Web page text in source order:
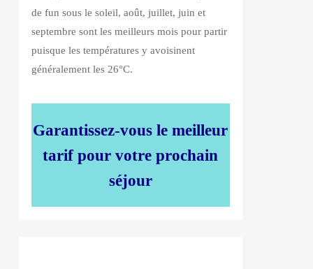
de fun sous le soleil, août, juillet, juin et
septembre sont les meilleurs mois pour partir
puisque les températures y avoisinent
généralement les 26°C.
Garantissez-vous le meilleur
tarif pour votre prochain
séjour